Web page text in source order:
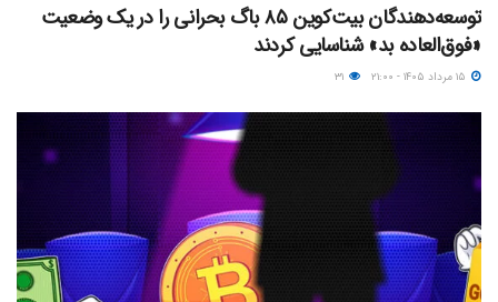
توسعه‌دهندگان بیت‌کوین ۸۵ باگ بحرانی را در یک وضعیت
«فوق‌العاده بد» شناسایی کردند